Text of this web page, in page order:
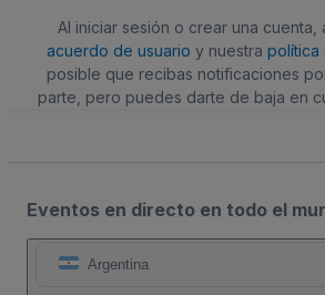
Al iniciar sesión o crear una cuenta,
acuerdo de usuario y nuestra política
posible que recibas notificaciones
parte, pero puedes darte de baja en
Eventos en directo en todo el
Argentina